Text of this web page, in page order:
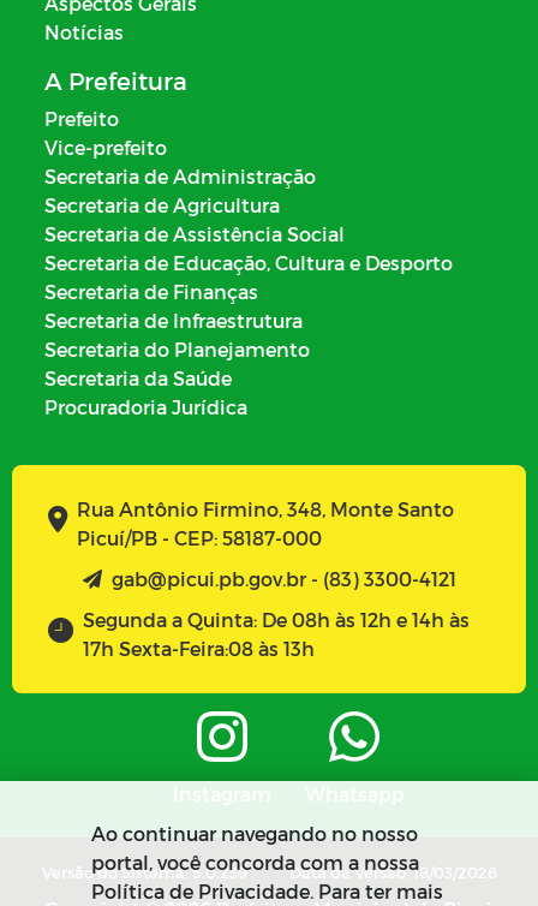
Notícias
A Prefeitura
Prefeito
Vice-prefeito
Secretaria de Administração
Secretaria de Agricultura
Secretaria de Assistência Social
Secretaria de Educação, Cultura e Desporto
Secretaria de Finanças
Secretaria de Infraestrutura
Secretaria do Planejamento
Secretaria da Saúde
Procuradoria Jurídica
Rua Antônio Firmino, 348, Monte Santo
Picuí/PB - CEP: 58187-000
gab@picui.pb.gov.br - (83) 3300-4121
Segunda a Quinta: De 08h às 12h e 14h às
17h Sexta-Feira:08 às 13h
Instagram Whatsapp
Versão do Sistema: 5.0.239 Data da Versão: 18/03/2026
Ao continuar navegando no nosso
portal, você concorda com a nossa
Política de Privacidade. Para ter mais